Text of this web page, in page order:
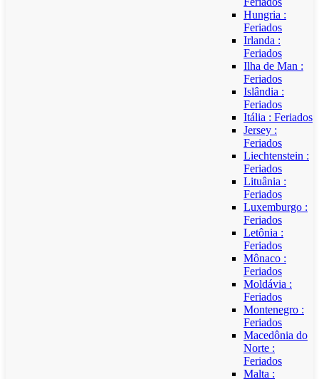
Hungria :
Feriados
Irlanda :
Feriados
Ilha de Man :
Feriados
Islândia :
Feriados
Itália : Feriados
Jersey :
Feriados
Liechtenstein :
Feriados
Lituânia :
Feriados
Luxemburgo :
Feriados
Letônia :
Feriados
Mônaco :
Feriados
Moldávia :
Feriados
Montenegro :
Feriados
Macedônia do
Norte :
Feriados
Malta :